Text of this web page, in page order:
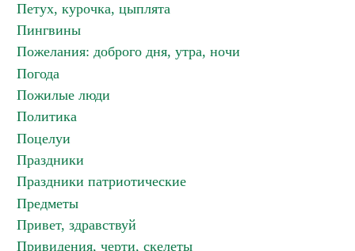
Петух, курочка, цыплята
Пингвины
Пожелания: доброго дня, утра, ночи
Погода
Пожилые люди
Политика
Поцелуи
Праздники
Праздники патриотические
Предметы
Привет, здравствуй
Привидения, черти, скелеты